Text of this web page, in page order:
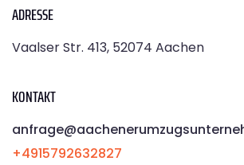
ADRESSE
Vaalser Str. 413, 52074 Aachen
KONTAKT
+4915792632827